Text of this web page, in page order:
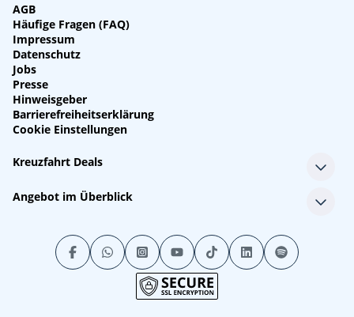
AGB
Häufige Fragen (FAQ)
Impressum
Datenschutz
Jobs
Presse
Hinweisgeber
Barrierefreiheitserklärung
Cookie Einstellungen
Kreuzfahrt Deals
Single-Kreuzfahrten
Kreuzfahrt mit Kindern
Minikreuzfahrten
Stornokabinen
Luxuskreuzfahrten
Angebot im Überblick
Alle Schiffe
Alle Reiseziele
Kreuzfahrtpakete